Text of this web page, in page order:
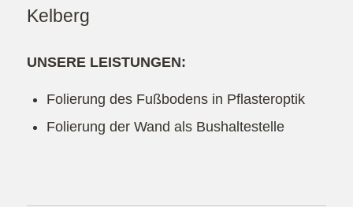
Kelberg
UNSERE LEISTUNGEN:
Folierung des Fußbodens in Pflasteroptik
Folierung der Wand als Bushaltestelle